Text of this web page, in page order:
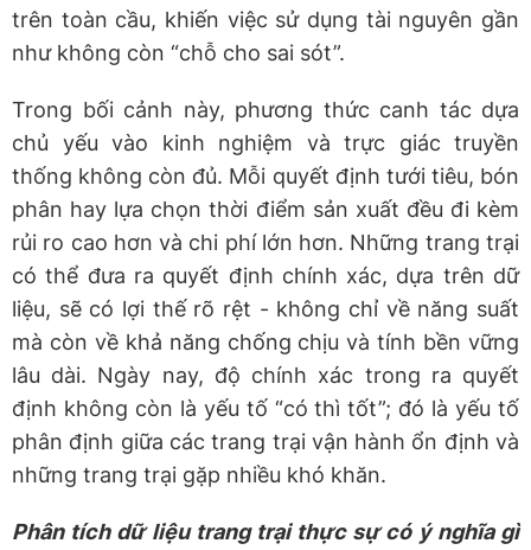
trên toàn cầu, khiến việc sử dụng tài nguyên gần
như không còn “chỗ cho sai sót”.
Trong bối cảnh này, phương thức canh tác dựa
chủ yếu vào kinh nghiệm và trực giác truyền
thống không còn đủ. Mỗi quyết định tưới tiêu, bón
phân hay lựa chọn thời điểm sản xuất đều đi kèm
rủi ro cao hơn và chi phí lớn hơn. Những trang trại
có thể đưa ra quyết định chính xác, dựa trên dữ
liệu, sẽ có lợi thế rõ rệt - không chỉ về năng suất
mà còn về khả năng chống chịu và tính bền vững
lâu dài. Ngày nay, độ chính xác trong ra quyết
định không còn là yếu tố “có thì tốt”; đó là yếu tố
phân định giữa các trang trại vận hành ổn định và
những trang trại gặp nhiều khó khăn.
Phân tích dữ liệu trang trại thực sự có ý nghĩa gì